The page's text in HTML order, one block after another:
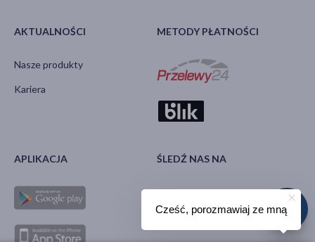
AKTUALNOŚCI
Nasze produkty
Kariera
METODY PŁATNOŚCI
APLIKACJA ŚLEDŹ NAS NA
Cześć, porozmawiaj ze mną